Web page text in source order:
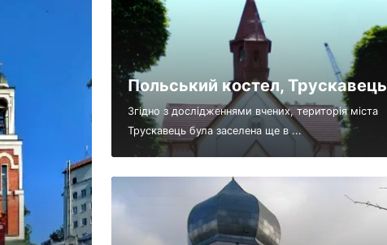
Польський костел, Трускавець
Згідно з дослідженнями вчених, територія міста
Трускавець була заселена ще в ...